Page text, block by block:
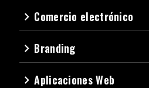
navigate_next Comercio electrónico
navigate_next Branding
navigate_nextAplicaciones Web